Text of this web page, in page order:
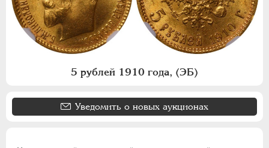
5 рублей 1910 года, (ЭБ)
Уведомить о новых аукционах